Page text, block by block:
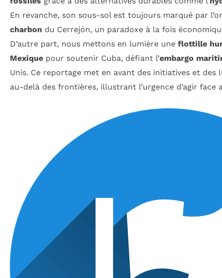
En revanche, son sous-sol est toujours marqué par
charbon du Cerrejón, un paradoxe à la fois
D’autre part, nous mettons en lumière une flottille
Mexique pour soutenir Cuba, défiant l’embargo
Unis. Ce reportage met en avant des initiatives et
au-delà des frontières, illustrant l’urgence d’agir face